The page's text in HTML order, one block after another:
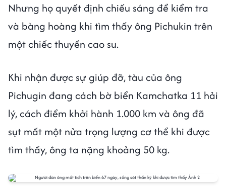
Nhưng họ quyết định chiếu sáng để kiểm tra
và bàng hoàng khi tìm thấy ông Pichukin trên
một chiếc thuyền cao su.
Khi nhận được sự giúp đỡ, tàu của ông
Pichugin đang cách bờ biển Kamchatka 11 hải
lý, cách điểm khởi hành 1.000 km và ông đã
sụt mất một nửa trọng lượng cơ thể khi được
tìm thấy, ông ta nặng khoảng 50 kg.